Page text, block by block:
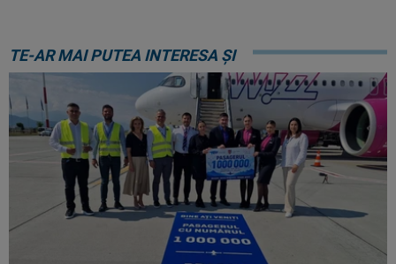
TE-AR MAI PUTEA INTERESA ȘI